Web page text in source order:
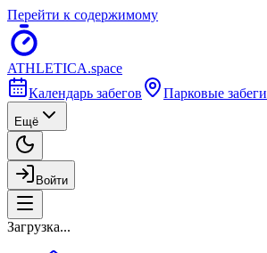
Перейти к содержимому
ATHLETICA.space
Календарь забегов
Парковые забеги
Ещё
Войти
Загрузка...